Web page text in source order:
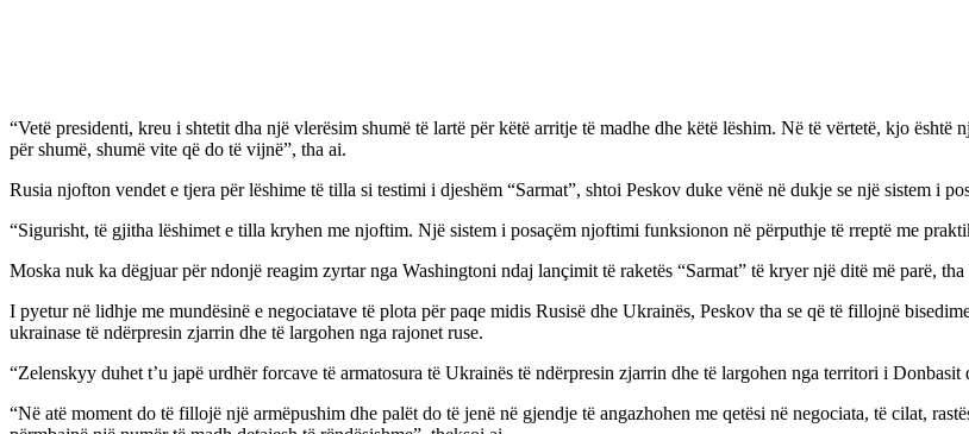
“Vetë presidenti, kreu i shtetit dha një vlerësim shumë të lartë për këtë arritje të madhe dhe këtë lëshim. Në të vërtetë, kjo
për shumë, shumë vite që do të vijnë”, tha ai.
Rusia njofton vendet e tjera për lëshime të tilla si testimi i djeshëm “Sarmat”, shtoi Peskov duke vënë në dukje se një sistem i
“Sigurisht, të gjitha lëshimet e tilla kryhen me njoftim. Një sistem i posaçëm njoftimi funksionon në përputhje të rreptë me
Moska nuk ka dëgjuar për ndonjë reagim zyrtar nga Washingtoni ndaj lançimit të raketës “Sarmat” të kryer një ditë më parë,
I pyetur në lidhje me mundësinë e negociatave të plota për paqe midis Rusisë dhe Ukrainës, Peskov tha se që të fillojnë
ukrainase të ndërpresin zjarrin dhe të largohen nga rajonet ruse.
“Zelenskyy duhet t’u japë urdhër forcave të armatosura të Ukrainës të ndërpresin zjarrin dhe të largohen nga territori i
“Në atë moment do të fillojë një armëpushim dhe palët do të jenë në gjendje të angazhohen me qetësi në negociata, të cilat,